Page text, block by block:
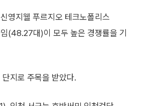
영지웰 푸르지오 테크노폴리스
(48.27대)이 모두 높은 경쟁률을 기
지로 주목을 받았다.